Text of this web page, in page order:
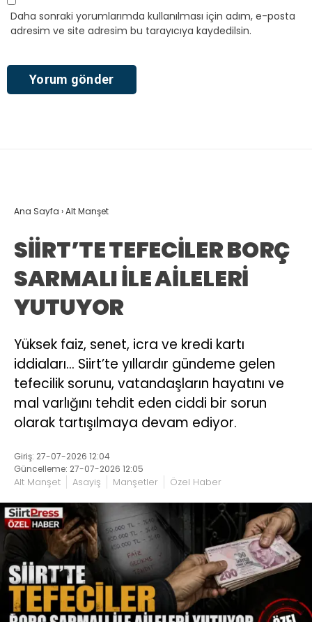
Daha sonraki yorumlarımda kullanılması için adım, e-posta
adresim ve site adresim bu tarayıcıya kaydedilsin.
Ana Sayfa ›Alt Manşet
SİİRT’TE TEFECİLER BORÇ
SARMALI İLE AİLELERİ
YUTUYOR
Yüksek faiz, senet, icra ve kredi kartı
iddiaları… Siirt’te yıllardır gündeme gelen
tefecilik sorunu, vatandaşların hayatını ve
mal varlığını tehdit eden ciddi bir sorun
olarak tartışılmaya devam ediyor.
Giriş: 27-07-2026 12:04
Güncelleme: 27-07-2026 12:05
Alt Manşet Asayiş Manşetler Özel Haber